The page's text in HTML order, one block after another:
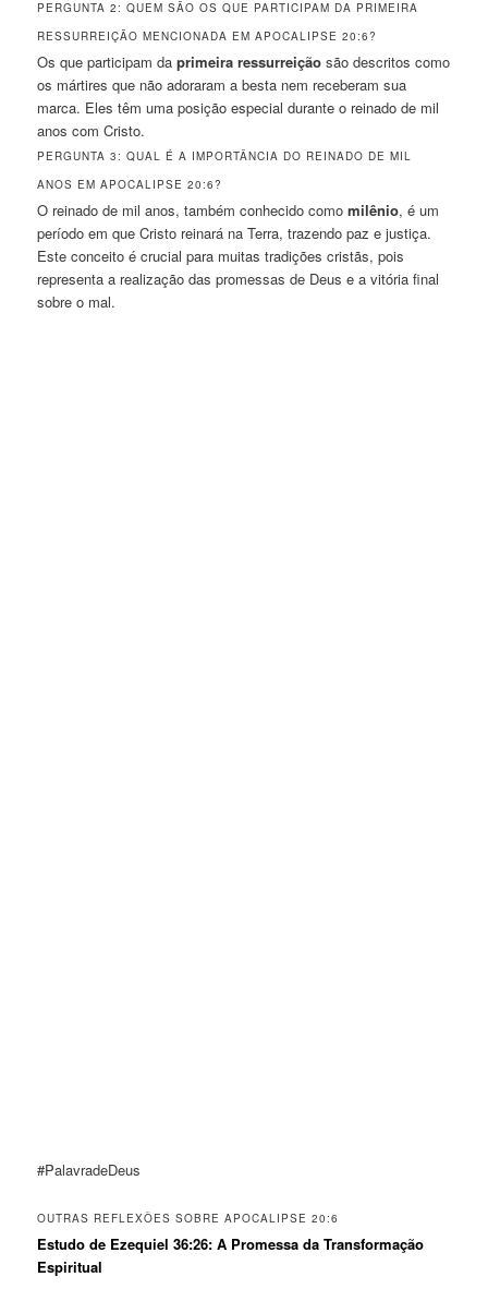
PERGUNTA 2: QUEM SÃO OS QUE PARTICIPAM DA PRIMEIRA
RESSURREIÇÃO MENCIONADA EM APOCALIPSE 20:6?
Os que participam daprimeira ressurreição são descritos como
os mártires que não adoraram a besta nem receberam sua
marca. Eles têm uma posição especial durante o reinado de mil
anos com Cristo.
PERGUNTA 3: QUAL É A IMPORTÂNCIA DO REINADO DE MIL
ANOS EM APOCALIPSE 20:6?
O reinado de mil anos, também conhecido comomilênio, é um
período em que Cristo reinará na Terra, trazendo paz e justiça.
Este conceito é crucial para muitas tradições cristãs, pois
representa a realização das promessas de Deus e a vitória final
sobre o mal.
#PalavradeDeus
OUTRAS REFLEXÕES SOBRE APOCALIPSE 20:6
Estudo de Ezequiel 36:26: A Promessa da Transformação
Espiritual